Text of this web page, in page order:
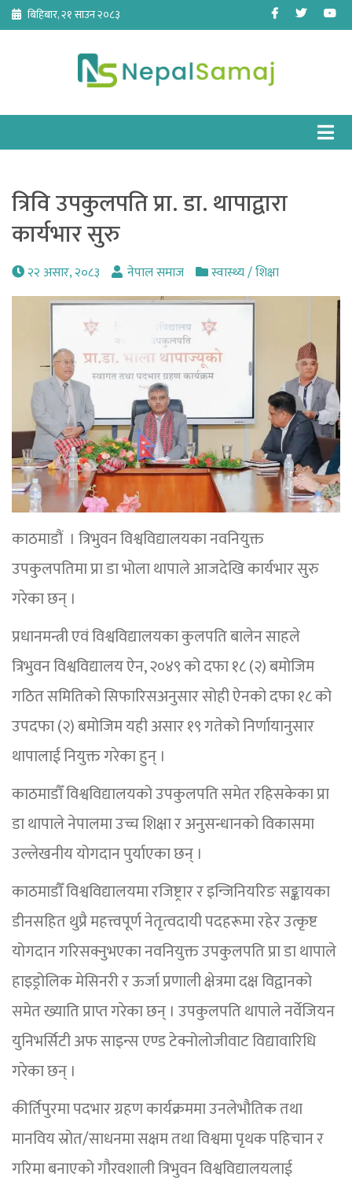
Skip
content
बिहिबार, २१ साउन २०८३ Facebook
Twitter
त्रिवि उपकुलपति प्रा. डा. थापाद्वारा
कार्यभार सुरु
२२ असार, २०८३ नेपाल समाज स्वास्थ्य / शिक्षा
काठमाडौं । त्रिभुवन विश्वविद्यालयका नवनियुक्त
उपकुलपतिमा प्रा डा भोला थापाले आजदेखि कार्यभार सुरु
गरेका छन् ।
प्रधानमन्त्री एवं विश्वविद्यालयका कुलपति बालेन साहले
त्रिभुवन विश्वविद्यालय ऐन, २०४९ को दफा १८ (२) बमोजिम
गठित समितिको सिफारिसअनुसार सोही ऐनको दफा १८ को
उपदफा (२) बमोजिम यही असार १९ गतेको निर्णायानुसार
थापालाई नियुक्त गरेका हुन् ।
काठमाडौँ विश्वविद्यालयको उपकुलपति समेत रहिसकेका प्रा
डा थापाले नेपालमा उच्च शिक्षा र अनुसन्धानको विकासमा
उल्लेखनीय योगदान पुर्याएका छन् ।
काठमाडौँ विश्वविद्यालयमा रजिष्ट्रार र इन्जिनियरिङ सङ्कायका
डीनसहित थुप्रै महत्त्वपूर्ण नेतृत्वदायी पदहरूमा रहेर उत्कृष्ट
योगदान गरिसक्नुभएका नवनियुक्त उपकुलपति प्रा डा थापाले
हाइड्रोलिक मेसिनरी र ऊर्जा प्रणाली क्षेत्रमा दक्ष विद्वानको
समेत ख्याति प्राप्त गरेका छन् । उपकुलपति थापाले नर्वेजियन
युनिभर्सिटी अफ साइन्स एण्ड टेक्नोलोजीवाट विद्यावारिधि
गरेका छन् ।
कीर्तिपुरमा पदभार ग्रहण कार्यक्रममा उनलेभौतिक तथा
मानविय स्रोत/साधनमा सक्षम तथा विश्वमा पृथक पहिचान र
गरिमा बनाएको गौरवशाली त्रिभुवन विश्वविद्यालयलाई